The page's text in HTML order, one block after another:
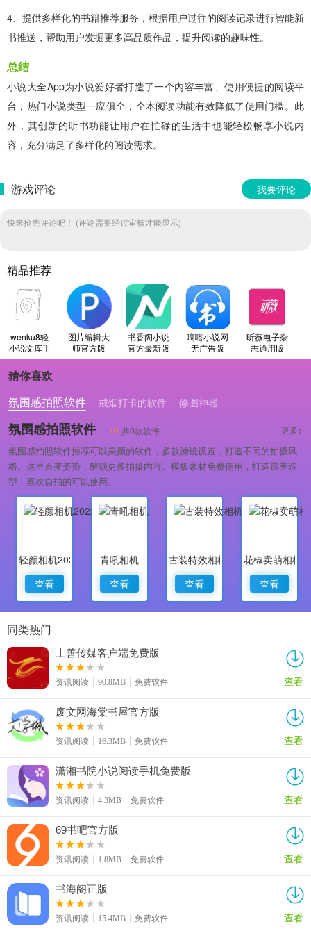
4、提供多样化的书籍推荐服务，根据用户过往的阅读记录进行智能新
书推送，帮助用户发掘更多高品质作品，提升阅读的趣味性。
总结
小说大全App为小说爱好者打造了一个内容丰富、使用便捷的阅读平
台，热门小说类型一应俱全，全本阅读功能有效降低了使用门槛。此
外，其创新的听书功能让用户在忙碌的生活中也能轻松畅享小说内
容，充分满足了多样化的阅读需求。
游戏评论 我要评论
快来抢先评论吧！ (评论需要经过审核才能显示)
精品推荐
wenku8轻
小说文库手
机免费版
图片编辑大
师官方版
书香阁小说
官方最新版
嘀嗒小说网
无广告版
昕薇电子杂
志通用版
猜你喜欢
氛围感拍照软件
戒烟打卡的软件 修图神器
氛围感拍照软件 共0款软件 更多>
氛围感拍照软件推荐可以美颜的软件，多款滤镜设置，打造不同的拍摄风
格。这里百变姿势，解锁更多拍摄内容。模板素材免费使用，打造最美造
型，喜欢自拍的可以使用。
轻颜相机2022最新版
查看
青吼相机
查看
古装特效相机
查看
花椒卖萌相机
查看
同类热门
上善传媒客户端免费版
资讯阅读 90.8MB 免费软件 查看
废文网海棠书屋官方版
资讯阅读 16.3MB 免费软件 查看
潇湘书院小说阅读手机免费版
资讯阅读 4.3MB 免费软件 查看
69书吧官方版
资讯阅读 1.8MB 免费软件 查看
书海阁正版
资讯阅读 15.4MB 免费软件 查看